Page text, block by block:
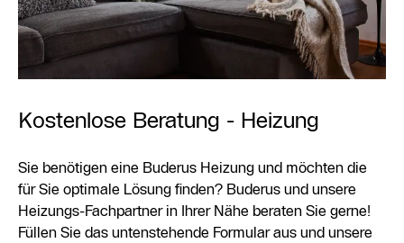
Kostenlose Beratung - Heizung
Sie benötigen eine Buderus Heizung und möchten die
für Sie optimale Lösung finden? Buderus und unsere
Heizungs-Fachpartner in Ihrer Nähe beraten Sie gerne!
Füllen Sie das untenstehende Formular aus und unsere